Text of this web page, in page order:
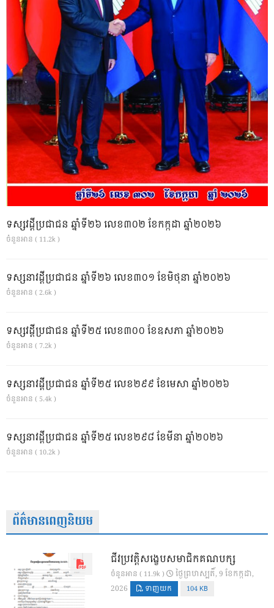
ទស្សវដ្តីប្រជាជន ឆ្នាំទី២៦ លេខ៣០២ ខែកក្កដា ឆ្នាំ២០២៦
ចំនួនអាន ( 11.2k )
ទស្សនាវដ្ដីប្រជាជន ឆ្នាំទី២៦ លេខ៣០១ ខែមិថុនា ឆ្នាំ២០២៦
ចំនួនអាន ( 2.6k )
ទស្សវដ្តីប្រជាជន ឆ្នាំទី២៥ លេខ៣០០ ខែឧសភា ឆ្នាំ២០២៦
ចំនួនអាន ( 7.2k )
ទស្សនាវដ្ដីប្រជាជន ឆ្នាំទី២៥ លេខ២៩៩ ខែមេសា ឆ្នាំ២០២៦
ចំនួនអាន ( 5.4k )
ទស្សនាវដ្ដីប្រជាជន ឆ្នាំទី២៥ លេខ២៩៨ ខែមីនា ឆ្នាំ២០២៦
ចំនួនអាន ( 10.2k )
ព័ត៌មានពេញនិយម
ជីវប្រវត្តិសង្ខេបសមាជិកគណបក្ស
ចំនួនអាន ( 11.9k )
ថ្ងៃ​ព្រហស្បតិ៍, 9 ខែ​កក្កដា,
2026
ទាញយក 104 KB